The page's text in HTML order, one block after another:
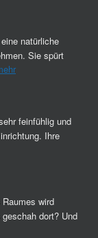
natürliche
Sie spürt
feinfühlig und
Ihre
wird
dort? Und